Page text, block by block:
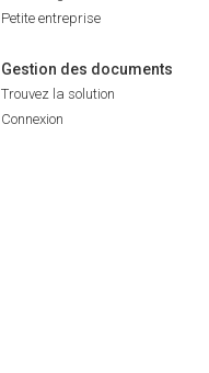
Petite entreprise
Gestion des documents
Trouvez la solution
Connexion